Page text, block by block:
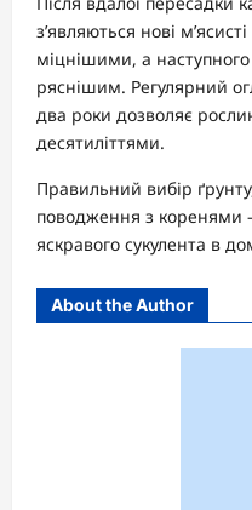
з’являються нові
міцнішими, а наступного
ряснішим. Регулярний
два роки дозволяє
десятиліттями.
Правильний вибір
поводження з коренями
яскравого сукулента в
About the Author